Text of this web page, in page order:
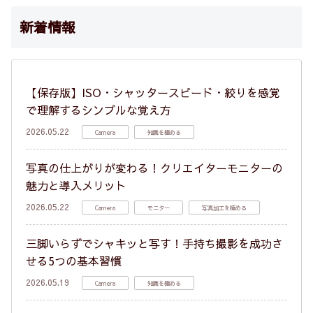
新着情報
【保存版】ISO・シャッタースピード・絞りを感覚
で理解するシンプルな覚え方
2026.05.22 Camera 知識を極める
写真の仕上がりが変わる！クリエイターモニターの
魅力と導入メリット
2026.05.22 Camera モニター 写真加工を極める
三脚いらずでシャキッと写す！手持ち撮影を成功さ
せる5つの基本習慣
2026.05.19 Camera 知識を極める